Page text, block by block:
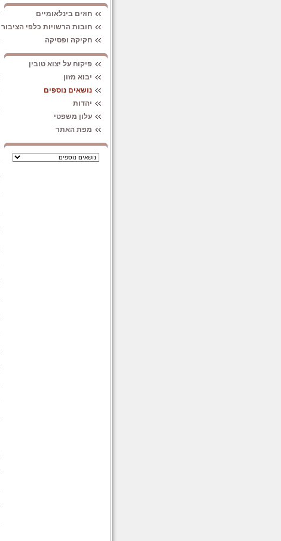
חוזים בינלאומיים
חובות הרשויות כלפי הציבור
חקיקה ופסיקה
פיקוח על יצוא טובין
יבוא מזון
נושאים נוספים
יהדות
עלון משפטי
מפת האתר